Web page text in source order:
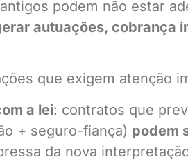
podem não estar
autuações, cobrança
que exigem atenção
a lei: contratos que
+ seguro-fiança) podem
da nova